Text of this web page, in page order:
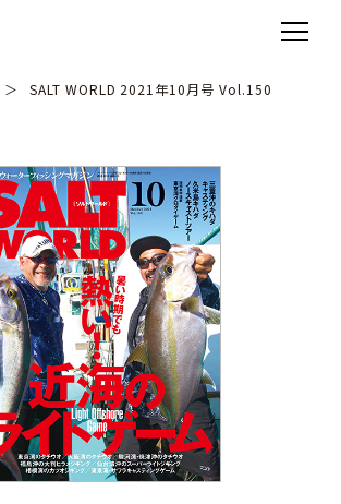
SALT WORLD 2021年10月号 Vol.150